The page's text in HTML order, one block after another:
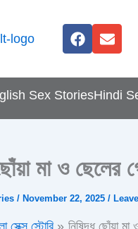
F
a
e
b
o
o
E
n
e
l
o
p
Sex StoriesHindi
মা ও ছেলের
/ November 22, 2025 /
সেক্স স্টোরি নিষিদ্ধ ছোঁয়া মা